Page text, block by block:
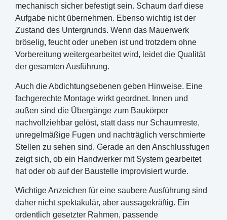
mechanisch sicher befestigt sein. Schaum darf diese
Aufgabe nicht übernehmen. Ebenso wichtig ist der
Zustand des Untergrunds. Wenn das Mauerwerk
bröselig, feucht oder uneben ist und trotzdem ohne
Vorbereitung weitergearbeitet wird, leidet die Qualität
der gesamten Ausführung.
Auch die Abdichtungsebenen geben Hinweise. Eine
fachgerechte Montage wirkt geordnet. Innen und
außen sind die Übergänge zum Baukörper
nachvollziehbar gelöst, statt dass nur Schaumreste,
unregelmäßige Fugen und nachträglich verschmierte
Stellen zu sehen sind. Gerade an den Anschlussfugen
zeigt sich, ob ein Handwerker mit System gearbeitet
hat oder ob auf der Baustelle improvisiert wurde.
Wichtige Anzeichen für eine saubere Ausführung sind
daher nicht spektakulär, aber aussagekräftig. Ein
ordentlich gesetzter Rahmen, passende